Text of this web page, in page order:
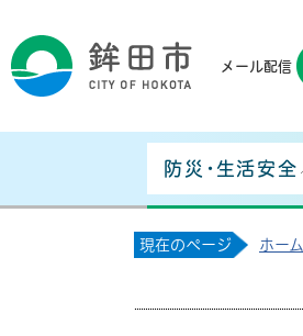
メール配信
防災・生活安全
現在のページ ホーム